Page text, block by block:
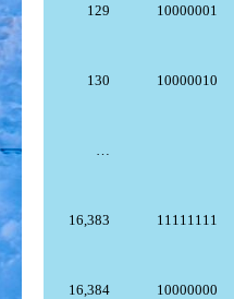
129 10000001
130 10000010
16,383 11111111
16,384 10000000